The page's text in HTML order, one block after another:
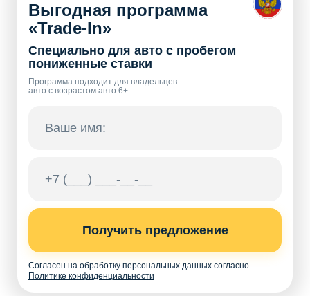
Выгодная программа
«Trade-In»
Специально для авто с пробегом
пониженные ставки
Программа подходит для владельцев
авто с возрастом авто 6+
Получить предложение
Согласен на обработку персональных данных согласно
Политике конфиденциальности